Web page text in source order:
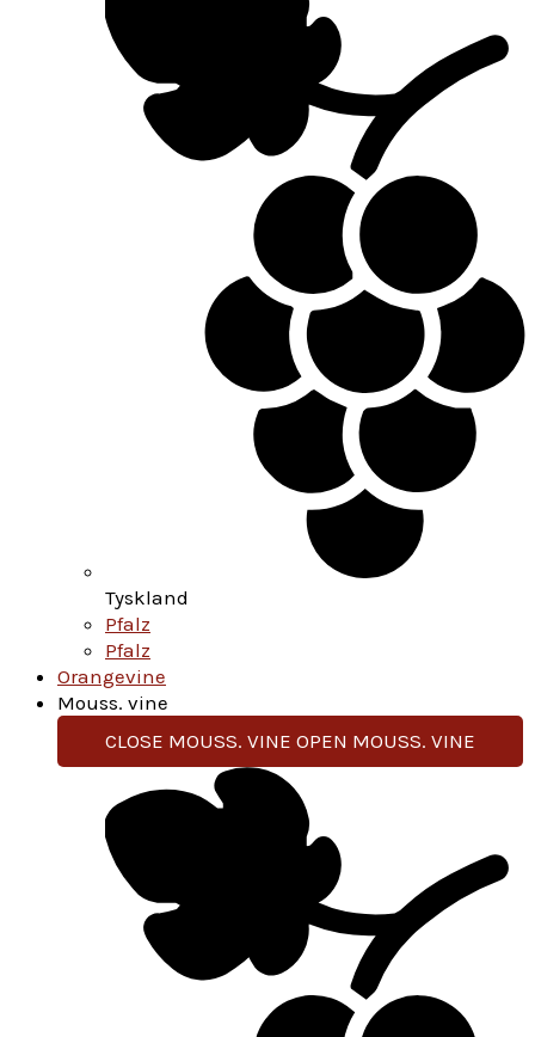
Tyskland
Pfalz
Pfalz
Orangevine
Mouss. vine
CLOSE MOUSS. VINE OPEN MOUSS. VINE